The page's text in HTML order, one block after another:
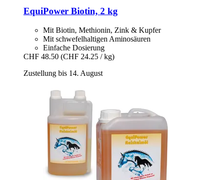
EquiPower Biotin, 2 kg
Mit Biotin, Methionin, Zink & Kupfer
Mit schwefelhaltigen Aminosäuren
Einfache Dosierung
CHF 48.50 (CHF 24.25 / kg)
Zustellung bis 14. August